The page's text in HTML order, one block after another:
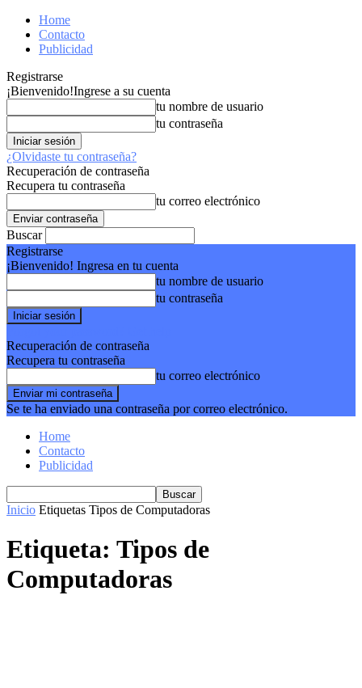
Home
Contacto
Publicidad
Registrarse
¡Bienvenido!Ingrese a su cuenta
tu nombre de usuario
tu contraseña
¿Olvidaste tu contraseña?
Recuperación de contraseña
Recupera tu contraseña
tu correo electrónico
Buscar
Registrarse
¡Bienvenido! Ingresa en tu cuenta
tu nombre de usuario
tu contraseña
Recuperación de contraseña
Recupera tu contraseña
tu correo electrónico
Se te ha enviado una contraseña por correo electrónico.
Home
Contacto
Publicidad
Inicio Etiquetas Tipos de Computadoras
Etiqueta: Tipos de
Computadoras